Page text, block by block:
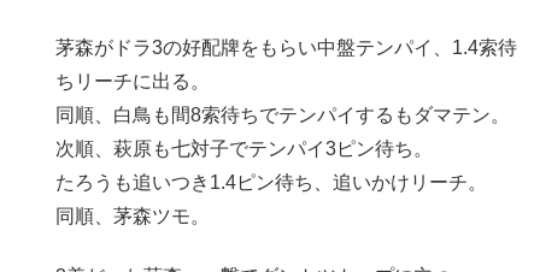
茅森がドラ3の好配牌をもらい中盤テンパイ、1.4索待
ちリーチに出る。
同順、白鳥も間8索待ちでテンパイするもダマテン。
次順、萩原も七対子でテンパイ3ピン待ち。
たろうも追いつき1.4ピン待ち、追いかけリーチ。
同順、茅森ツモ。